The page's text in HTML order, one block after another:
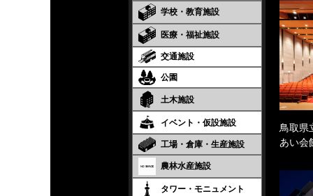
学校・教育施設
医療・福祉施設
交通施設
公園
土木施設
イベント・仮設施設
工場・倉庫・生産施設
農林水産施設
タワー・モニュメント
鳥取県
あい会